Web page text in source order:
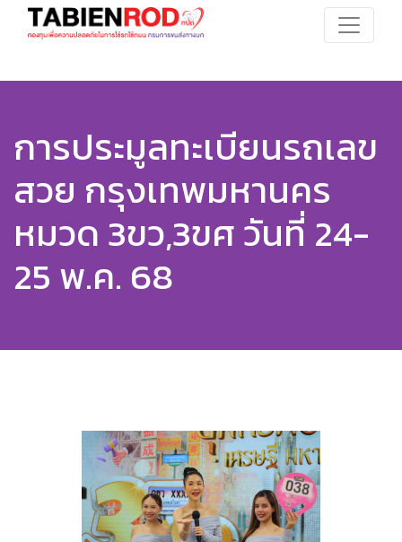
การประมูลทะเบียนรถเลข
สวย กรุงเทพมหานคร
หมวด 3ขว,3ขศ วันที่ 24-
25 พ.ค. 68